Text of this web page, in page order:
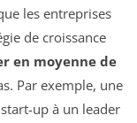
les entreprises
de croissance
en moyenne de
Par exemple, une
up à un leader